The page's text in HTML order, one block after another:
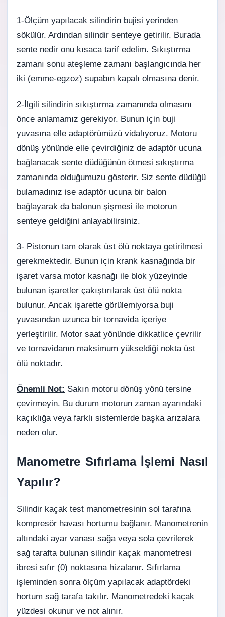
1-Ölçüm yapılacak silindirin bujisi yerinden
sökülür. Ardından silindir senteye getirilir. Burada
sente nedir onu kısaca tarif edelim. Sıkıştırma
zamanı sonu ateşleme zamanı başlangıcında her
iki (emme-egzoz) supabın kapalı olmasına denir.
2-İlgili silindirin sıkıştırma zamanında olmasını
önce anlamamız gerekiyor. Bunun için buji
yuvasına elle adaptörümüzü vidalıyoruz. Motoru
dönüş yönünde elle çevirdiğiniz de adaptör ucuna
bağlanacak sente düdüğünün ötmesi sıkıştırma
zamanında olduğumuzu gösterir. Siz sente düdüğü
bulamadınız ise adaptör ucuna bir balon
bağlayarak da balonun şişmesi ile motorun
senteye geldiğini anlayabilirsiniz.
3- Pistonun tam olarak üst ölü noktaya getirilmesi
gerekmektedir. Bunun için krank kasnağında bir
işaret varsa motor kasnağı ile blok yüzeyinde
bulunan işaretler çakıştırılarak üst ölü nokta
bulunur. Ancak işarette görülemiyorsa buji
yuvasından uzunca bir tornavida içeriye
yerleştirilir. Motor saat yönünde dikkatlice çevrilir
ve tornavidanın maksimum yükseldiği nokta üst
ölü noktadır.
Önemli Not: Sakın motoru dönüş yönü tersine
çevirmeyin. Bu durum motorun zaman ayarındaki
kaçıklığa veya farklı sistemlerde başka arızalara
neden olur.
Manometre Sıfırlama İşlemi Nasıl
Yapılır?
Silindir kaçak test manometresinin sol tarafına
kompresör havası hortumu bağlanır. Manometrenin
altındaki ayar vanası sağa veya sola çevrilerek
sağ tarafta bulunan silindir kaçak manometresi
ibresi sıfır (0) noktasına hizalanır. Sıfırlama
işleminden sonra ölçüm yapılacak adaptördeki
hortum sağ tarafa takılır. Manometredeki kaçak
yüzdesi okunur ve not alınır.